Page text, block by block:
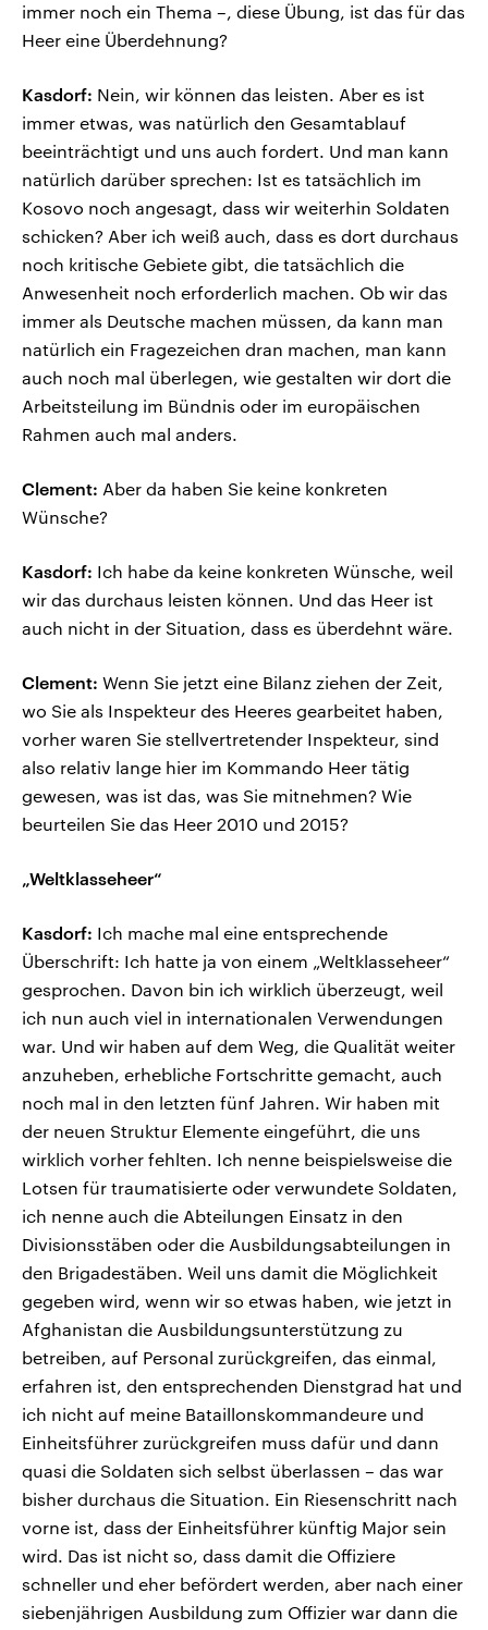
immer noch ein Thema –, diese Übung, ist das für das
Heer eine Überdehnung?
Kasdorf: Nein, wir können das leisten. Aber es ist
immer etwas, was natürlich den Gesamtablauf
beeinträchtigt und uns auch fordert. Und man kann
natürlich darüber sprechen: Ist es tatsächlich im
Kosovo noch angesagt, dass wir weiterhin Soldaten
schicken? Aber ich weiß auch, dass es dort durchaus
noch kritische Gebiete gibt, die tatsächlich die
Anwesenheit noch erforderlich machen. Ob wir das
immer als Deutsche machen müssen, da kann man
natürlich ein Fragezeichen dran machen, man kann
auch noch mal überlegen, wie gestalten wir dort die
Arbeitsteilung im Bündnis oder im europäischen
Rahmen auch mal anders.
Clement: Aber da haben Sie keine konkreten
Wünsche?
Kasdorf: Ich habe da keine konkreten Wünsche, weil
wir das durchaus leisten können. Und das Heer ist
auch nicht in der Situation, dass es überdehnt wäre.
Clement: Wenn Sie jetzt eine Bilanz ziehen der Zeit,
wo Sie als Inspekteur des Heeres gearbeitet haben,
vorher waren Sie stellvertretender Inspekteur, sind
also relativ lange hier im Kommando Heer tätig
gewesen, was ist das, was Sie mitnehmen? Wie
beurteilen Sie das Heer 2010 und 2015?
„Weltklasseheer“
Kasdorf: Ich mache mal eine entsprechende
Überschrift: Ich hatte ja von einem „Weltklasseheer“
gesprochen. Davon bin ich wirklich überzeugt, weil
ich nun auch viel in internationalen Verwendungen
war. Und wir haben auf dem Weg, die Qualität weiter
anzuheben, erhebliche Fortschritte gemacht, auch
noch mal in den letzten fünf Jahren. Wir haben mit
der neuen Struktur Elemente eingeführt, die uns
wirklich vorher fehlten. Ich nenne beispielsweise die
Lotsen für traumatisierte oder verwundete Soldaten,
ich nenne auch die Abteilungen Einsatz in den
Divisionsstäben oder die Ausbildungsabteilungen in
den Brigadestäben. Weil uns damit die Möglichkeit
gegeben wird, wenn wir so etwas haben, wie jetzt in
Afghanistan die Ausbildungsunterstützung zu
betreiben, auf Personal zurückgreifen, das einmal,
erfahren ist, den entsprechenden Dienstgrad hat und
ich nicht auf meine Bataillonskommandeure und
Einheitsführer zurückgreifen muss dafür und dann
quasi die Soldaten sich selbst überlassen – das war
bisher durchaus die Situation. Ein Riesenschritt nach
vorne ist, dass der Einheitsführer künftig Major sein
wird. Das ist nicht so, dass damit die Offiziere
schneller und eher befördert werden, aber nach einer
siebenjährigen Ausbildung zum Offizier war dann die